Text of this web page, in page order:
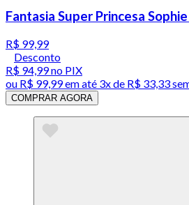
Fantasia Super Princesa
R$ 99,99
Desconto
R$ 94,99no PIX
ou R$ 99,99em até 3x de R$ 33,33
COMPRAR AGORA